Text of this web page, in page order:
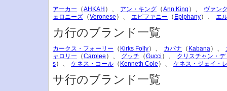
アーカー （AHKAH ）、 アン・キング （Ann King ）、
ヴァン
ェロニーズ （Veronese ）、 エピファニー （ Epiphany）、 エ
カ行のブランド一覧
カークス・フォーリー （ Kirks Folly）、 カバナ （ Kabana）、
ャロリー
（Carolee ）、 グッチ （Gucci ）、
クリスチャン・
s）、 ケネス・コール （ Kenneth Cole ）、 ケネス・ジェイ・
サ行のブランド一覧